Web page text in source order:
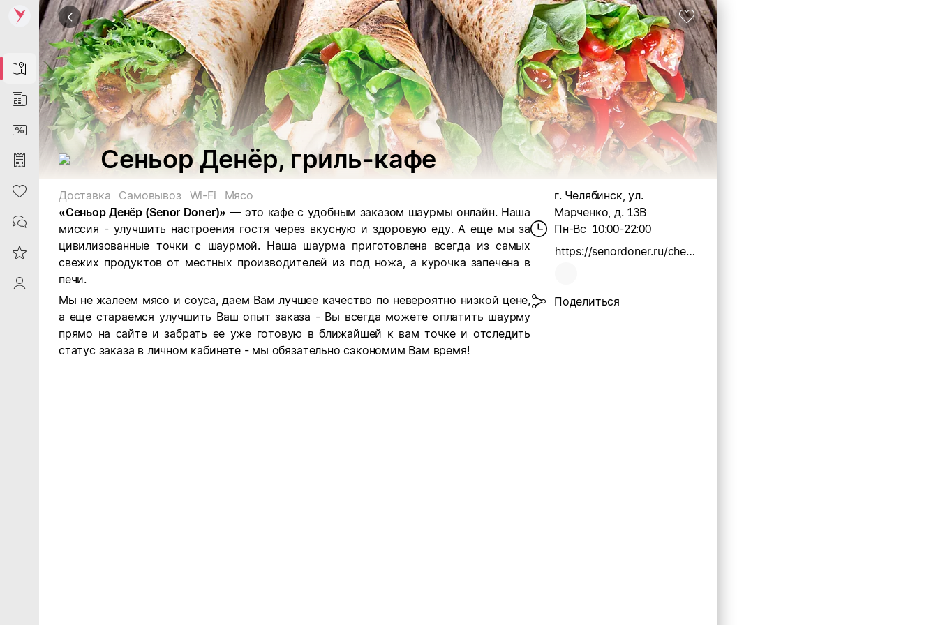
Map
News
DiscountCard
Purchases
Heart
Contacts
Reviews
ProfileSaby
Сеньор Денёр, гриль-кафе
Доставка Самовывоз Wi-Fi
Мясо
«Сеньор Денёр (Senor Doner)» — это кафе с удобным заказом шаурмы онлайн. Наша
миссия - улучшить настроения гостя через вкусную и здоровую еду. А еще мы за
цивилизованные точки с шаурмой. Наша шаурма приготовлена всегда из самых
свежих продуктов от местных производителей из под ножа, а курочка запечена в
печи.
Мы не жалеем мясо и соуса, даем Вам лучшее качество по невероятно низкой цене,
а еще стараемся улучшить Ваш опыт заказа - Вы всегда можете оплатить шаурму
прямо на сайте и забрать ее уже готовую в ближайшей к вам точке и отследить
статус заказа в личном кабинете - мы обязательно сэкономим Вам время!
г. Челябинск, ул.
Марченко, д. 13В
Пн-Вс 10:00-22:00
https://senordoner.ru/chelyabinsk
Поделиться